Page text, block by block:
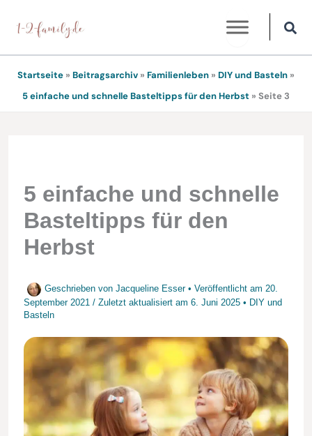
Inhalt
springen
Startseite » Beitragsarchiv » Familienleben » DIY und Basteln »
5 einfache und schnelle Basteltipps für den Herbst » Seite 3
5 einfache und schnelle
Basteltipps für den
Herbst
Geschrieben von Jacqueline Esser • Veröffentlicht am 20.
September 2021 / Zuletzt aktualisiert am 6. Juni 2025• DIY und
Basteln